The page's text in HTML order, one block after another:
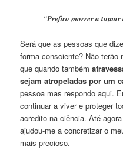
“Prefiro morrer a tomar
Será que as pessoas que
forma consciente? Não terão
que quando também
sejam atropeladas por um
pessoa mas respondo aqui.
continuar a viver e proteger
acredito na ciência. Até
ajudou-me a concretizar o
mais precioso.